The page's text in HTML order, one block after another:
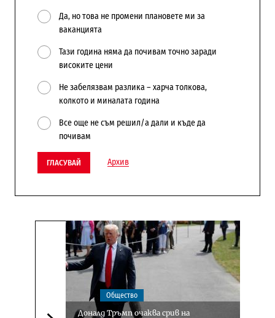
Да, но това не промени плановете ми за
ваканцията
Тази година няма да почивам точно заради
високите цени
Не забелязвам разлика – харча толкова,
колкото и миналата година
Все още не съм решил/а дали и къде да
почивам
ГЛАСУВАЙ Архив
Общество
Доналд Тръмп очаква срив на